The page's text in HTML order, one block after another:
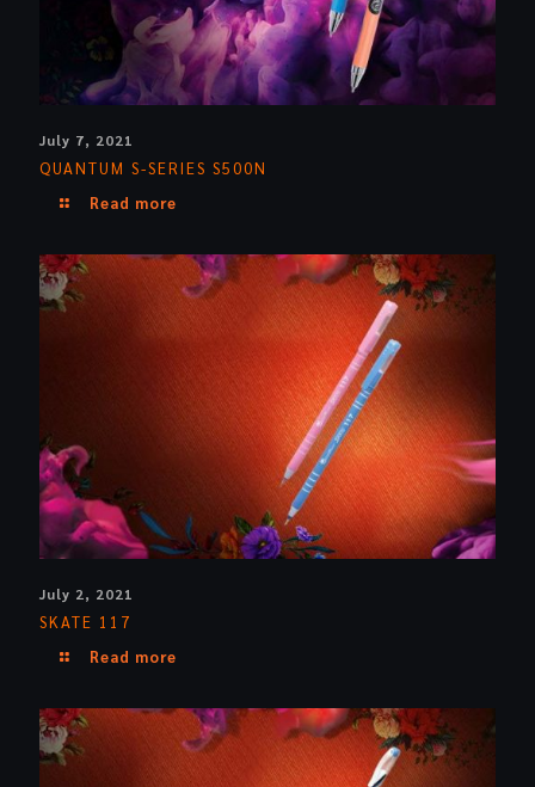
July 7, 2021
QUANTUM S-SERIES S500N
Read more
July 2, 2021
SKATE 117
Read more